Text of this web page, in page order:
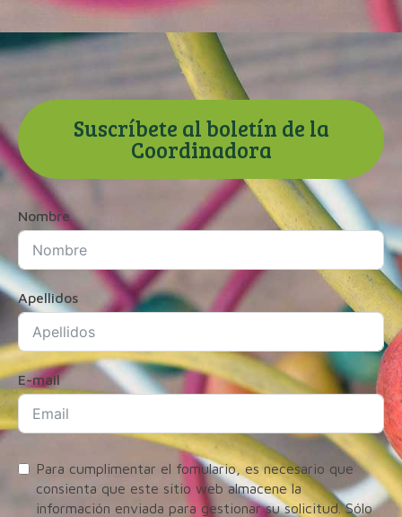
Suscríbete al boletín de la
Coordinadora
Nombre
Apellidos
E-mail
Para cumplimentar el fomulario, es necesario que
consienta que este sitio web almacene la
información enviada para gestionar su solicitud. Sólo